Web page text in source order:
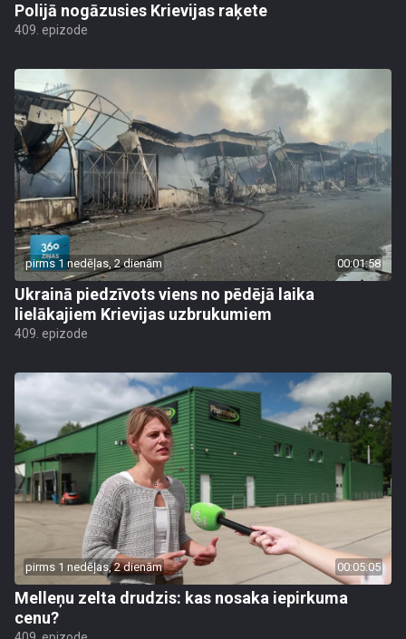
Polijā nogāzusies Krievijas raķete
409. epizode
pirms 1 nedēļas, 2 dienām 00:01:58
Ukrainā piedzīvots viens no pēdējā laika
lielākajiem Krievijas uzbrukumiem
409. epizode
pirms 1 nedēļas, 2 dienām 00:05:05
Melleņu zelta drudzis: kas nosaka iepirkuma
cenu?